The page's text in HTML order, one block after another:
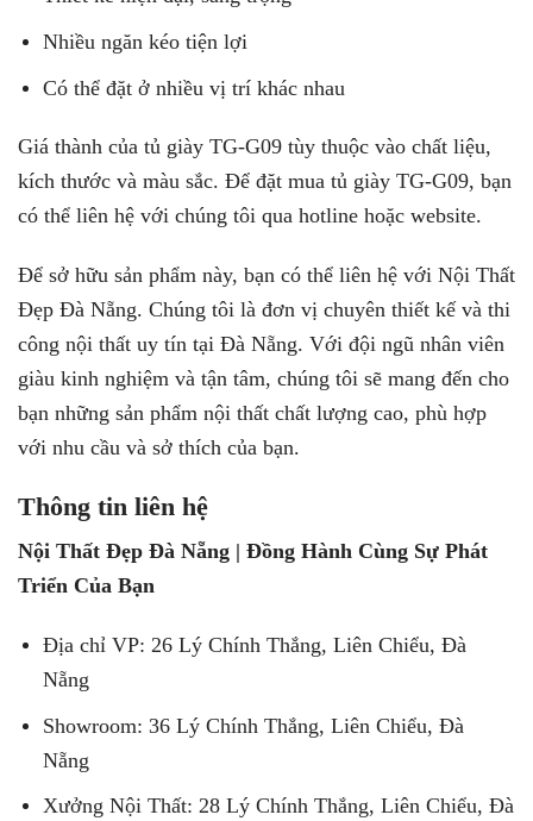
Nhiều ngăn kéo tiện lợi
Có thể đặt ở nhiều vị trí khác nhau
Giá thành của tủ giày TG-G09 tùy thuộc vào chất liệu,
kích thước và màu sắc. Để đặt mua tủ giày TG-G09, bạn
có thể liên hệ với chúng tôi qua hotline hoặc website.
Để sở hữu sản phẩm này, bạn có thể liên hệ với Nội Thất
Đẹp Đà Nẵng. Chúng tôi là đơn vị chuyên thiết kế và thi
công nội thất uy tín tại Đà Nẵng. Với đội ngũ nhân viên
giàu kinh nghiệm và tận tâm, chúng tôi sẽ mang đến cho
bạn những sản phẩm nội thất chất lượng cao, phù hợp
với nhu cầu và sở thích của bạn.
Thông tin liên hệ
Nội Thất Đẹp Đà Nẵng | Đồng Hành Cùng Sự Phát
Triển Của Bạn
Địa chỉ VP: 26 Lý Chính Thắng, Liên Chiểu, Đà
Nẵng
Showroom: 36 Lý Chính Thắng, Liên Chiểu, Đà
Nẵng
Xưởng Nội Thất: 28 Lý Chính Thắng, Liên Chiểu, Đà